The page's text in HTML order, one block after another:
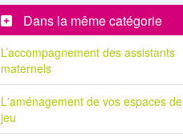
Dans la même catégorie
L’accompagnement des assistants
maternels
L'aménagement de vos espaces de
jeu